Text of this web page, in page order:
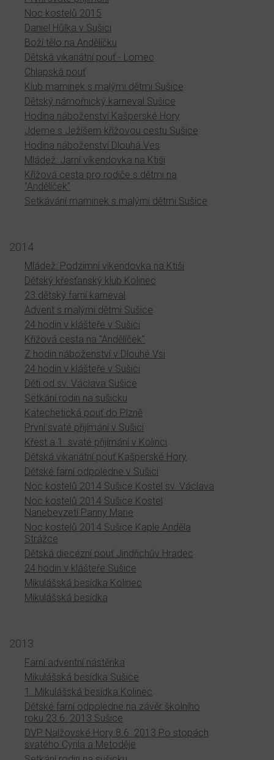
Noc kostelů 2015
Daniel Hůlka v Sušici
Boží tělo na Andělíčku
Dětská vikariátní pouť - Lomec
Chlapská pouť
Klub maminek s malými dětmi Sušice
Dětský námořnický karneval Sušice
Hodina náboženství Kašperské Hory
Jdeme s Ježíšem křížovou cestu Sušice
Hodina náboženství Dlouhá Ves
Mládež: Jarní víkendovka na Ktiši
Křížová cesta pro rodiče s dětmi na
"Andělíček"
Setkávání maminek s malými dětmi Sušice
2014
Mládež: Podzimní víkendovka na Ktiši
Dětský křesťanský klub Kolinec
23.dětský farní karneval
Advent s malými dětmi Sušice
24 hodin v klášteře v Sušici
Křížová cesta na "Andělíček"
Z hodin náboženství v Dlouhé Vsi
24 hodin v klášteře v Sušici
Děti od sv. Václava Sušice
Setkání rodin na sušicku
Katechetická pouť do Plzně
První svaté přijímání v Sušici
Křest a 1. svaté přijímání v Kolinci
Dětská vikariátní pouť Kašperské Hory
Dětské farní odpoledne v Sušici
Noc kostelů 2014 Sušice Kostel sv. Václava
Noc kostelů 2014 Sušice Kostel
Nanebevzetí Panny Marie
Noc kostelů 2014 Sušice Kaple Anděla
Strážce
Dětská diecézní pouť Jindřichův Hradec
24 hodin v klášteře Sušice
Mikulášská besídka Kolinec
Mikulášská besídka
2013
Farní adventní nástěnka
Mikulášská besídka Sušice
1. Mikulášská besídka Kolinec
Dětské farní odpoledne na závěr školního
roku 23.6. 2013 Sušice
DVP Nalžovské Hory 8.6. 2013 Po stopách
svatého Cyrila a Metoděje